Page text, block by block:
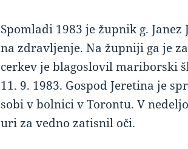
Spomladi 1983 je župnik g.
na zdravljenje. Na župniji ga je
cerkev je blagoslovil mariborski
11. 9. 1983. Gospod Jeretina je
sobi v bolnici v Torontu. V
uri za vedno zatisnil oči.